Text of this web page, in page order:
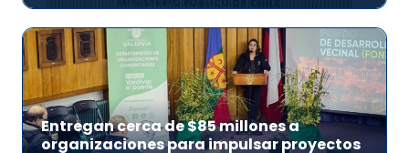
Entregan cerca de $85 millones a
organizaciones para impulsar proyectos